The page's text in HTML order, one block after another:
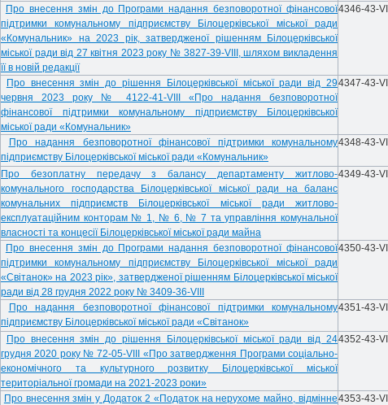
Про внесення змін до Програминадання безповоротної фінансової
підтримки комунальному підприємству Білоцерківської міської ради
«Комунальник» на 2023 рік, затвердженої рішенням Білоцерківської
міської ради від 27 квітня 2023 року № 3827-39-VIII, шляхом викладення
її в новій редакції
4346-43-VIII
Про внесення змін до рішення Білоцерківської міської ради від 29
червня 2023 року № 4122-41-VIII «Про надання безповоротної
фінансової підтримки комунальному підприємству Білоцерківської
міської ради «Комунальник»
4347-43-VIII
Про надання безповоротної фінансової підтримки комунальному
підприємству Білоцерківської міської ради «Комунальник»
4348-43-VIII
Про безоплатну передачу з балансу департаменту житлово-
комунального господарства Білоцерківської міської ради на баланс
комунальних підприємств Білоцерківської міської ради житлово-
експлуатаційним конторам № 1, № 6, № 7 та управління комунальної
власності та концесії Білоцерківської міської ради майна
4349-43-VIII
Про внесення змін до Програми надання безповоротної фінансової
підтримки комунальному підприємству Білоцерківської міської ради
«Світанок» на 2023 рік», затвердженої рішенням Білоцерківської міської
ради від 28 грудня 2022 року № 3409-36-VIII
4350-43-VIII
Про надання безповоротної фінансової підтримки комунальному
підприємству Білоцерківської міської ради «Світанок»
4351-43-VIII
Про внесення змін до рішення Білоцерківської міської ради від 24
грудня 2020 року № 72-05-VIIІ «Про затвердження Програми соціально-
економічного та культурного розвитку Білоцерківської міської
територіальної громади на 2021-2023 роки»
4352-43-VIII
Про внесення змін у Додаток 2 «Податок на нерухоме майно, відмінне4353-43-VIII